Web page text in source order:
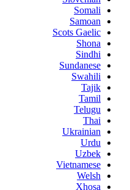
Somali
Samoan
Scots Gaelic
Shona
Sindhi
Sundanese
Swahili
Tajik
Tamil
Telugu
Thai
Ukrainian
Urdu
Uzbek
Vietnamese
Welsh
Xhosa